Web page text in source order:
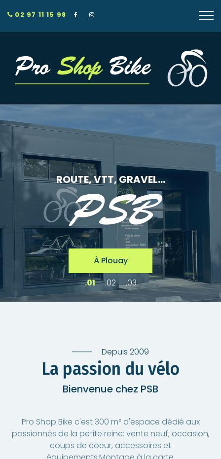
02 97 11 15 98
ROUTE, VTT, GRAVEL...
PSB
À Plouay
Depuis 2009
La passion du vélo
Bienvenue chez PSB
Pro Shop Bike c'est 300 m² d'espace dédié aux
passionnés de la petite reine: vente neuf, occasion,
coups de coeur, accessoires et